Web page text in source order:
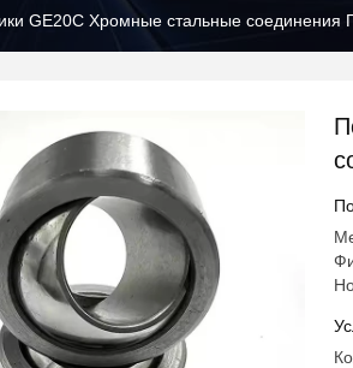
GE20C Хромные стальные